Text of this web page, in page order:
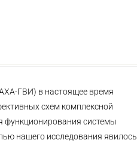
ГВИ) в настоящее время
схем комплексной
функционирования системы
нашего исследования явилось